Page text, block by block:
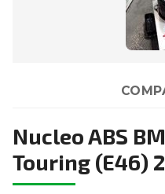
Nucleo ABS
Touring (E46)